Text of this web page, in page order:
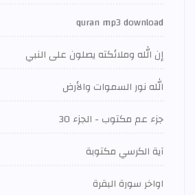
quran mp3 download
إن الله وملائكته يصلون على النبي
الله نور السموات والأرض
جزء عم مكتوب - الجزء 30
آية الكرسي مكتوبة
اواخر سورة البقرة